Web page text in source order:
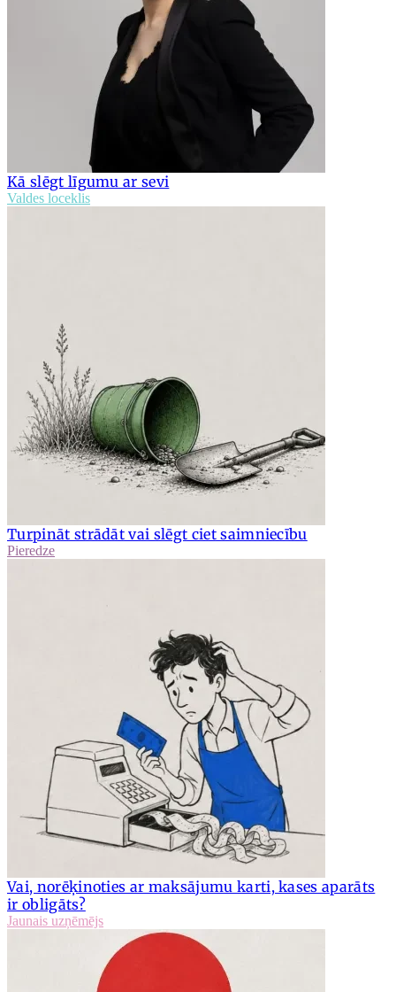
Kā slēgt līgumu ar sevi
Valdes loceklis
Turpināt strādāt vai slēgt ciet saimniecību
Pieredze
Vai, norēķinoties ar maksājumu karti, kases aparāts
ir obligāts?
Jaunais uzņēmējs